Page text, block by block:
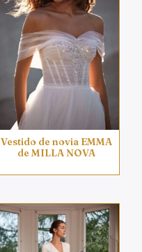
Vestido de novia EMMA
de MILLA NOVA